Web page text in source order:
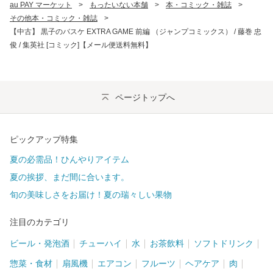
au PAY マーケット > もったいない本舗 > 本・コミック・雑誌
>
その他本・コミック・雑誌
>
【中古】 黒子のバスケ EXTRA GAME 前編 （ジャンプコミックス） / 藤巻 忠
俊 / 集英社 [コミック]【メール便送料無料】
ページトップへ
ピックアップ特集
夏の必需品！ひんやりアイテム
夏の挨拶、まだ間に合います。
旬の美味しさをお届け！夏の瑞々しい果物
注目のカテゴリ
ビール・発泡酒 チューハイ 水 お茶飲料 ソフトドリンク
惣菜・食材 扇風機 エアコン フルーツ ヘアケア 肉